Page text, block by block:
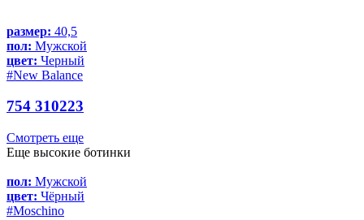
размер: 40,5
пол: Мужской
цвет: Черный
#New Balance
754 310223
Смотреть еще
Еще высокие ботинки
пол: Мужской
цвет: Чёрный
#Moschino